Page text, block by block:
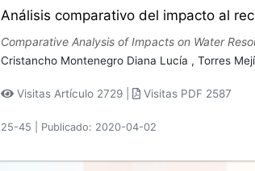
Análisis comparativo del impacto al
Comparative Analysis of Impacts on Water
Cristancho Montenegro Diana Lucía ,Torres
Visitas Artículo 2729 | Visitas PDF 2587
25-45 Publicado: 2020-04-02